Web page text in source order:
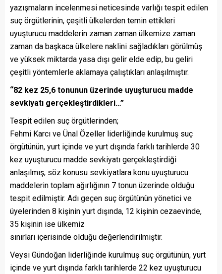
yazışmaların incelenmesi neticesinde varlığı tespit edilen
suç örgütlerinin, çeşitli ülkelerden temin ettikleri
uyuşturucu maddelerin zaman zaman ülkemize zaman
zaman da başkaca ülkelere naklini sağladıkları görülmüş
ve yüksek miktarda yasa dışı gelir elde edip, bu geliri
çeşitli yöntemlerle aklamaya çalıştıkları anlaşılmıştır.
“82 kez 25,6 tonunun üzerinde uyuşturucu madde
sevkiyatı gerçekleştirdikleri…”
Tespit edilen suç örgütlerinden;
Fehmi Karcı ve Ünal Özeller liderliğinde kurulmuş suç
örgütünün, yurt içinde ve yurt dışında farklı tarihlerde 30
kez uyuşturucu madde sevkiyatı gerçekleştirdiği
anlaşılmış, söz konusu sevkiyatlara konu uyuşturucu
maddelerin toplam ağırlığının 7 tonun üzerinde olduğu
tespit edilmiştir. Adı geçen suç örgütünün yönetici ve
üyelerinden 8 kişinin yurt dışında, 12 kişinin cezaevinde,
35 kişinin ise ülkemiz
sınırları içerisinde olduğu değerlendirilmiştir.
Veysi Gündoğan liderliğinde kurulmuş suç örgütünün, yurt
içinde ve yurt dışında farklı tarihlerde 22 kez uyuşturucu